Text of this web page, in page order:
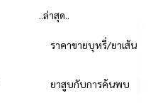
..ล่าสุด..
ราคาขายบุหรี่/ยาเส้น
ยาสูบกับการค้นพบ